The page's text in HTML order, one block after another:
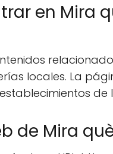
en Mira
locales. La
de
de Mira